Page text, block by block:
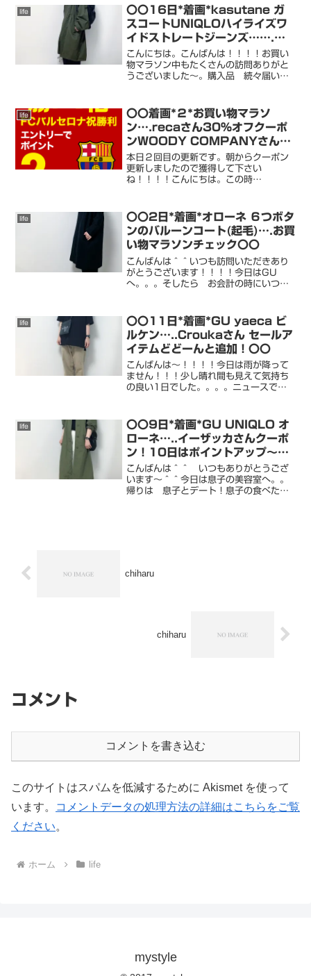
いです〜＾＾いつも本当にありがとうご
ざいます...
life
〇〇16日*着画*kasutane ガ
スコートUNIQLOハイライズワ
イドストレートジーンズ…….〇
〇
こんにちは。こんばんは！！！！お買い
物マラソン中もたくさんの訪問ありがと
うございました〜。購入品 続々届いて
います！roomにたくさん更新していま
す〜roomチェックお...
life
〇〇着画*２*お買い物マラソ
ン….recaさん30%オフクーポ
ンWOODY COMPANYさん半
額！〇〇
本日２回目の更新です。朝からクーポン
更新しましたので獲得して下さい
ね！！！！こんにちは。この時
く 整えないと＾＾：それにしてもチョ
コレートが美味しくって。。クーポンも
出て...
life
〇〇2日*着画*オローネ ６つボタ
ンのバルーンコート(起毛)….お買
い物マラソンチェック〇〇
こんばんは＾＾いつも訪問いただきあり
がとうございます！！！！今日はGU
へ。。。そしたら お会計の時にいつも
と思います 笑い期間限定価格になった
途端。。品薄に〜！！！！ ...
life
〇〇11日*着画*GU yaeca ビ
ルケン…..Croukaさん セールア
イテムどどーんと追加！〇〇
こんばんは〜！！！！今日は雨が降って
ません！！！少し晴れ間も見えて気持ち
の良い1日でした。。。。ニュースで見
せんように。。セールアイテムなどroom
追加しています！！！↓...
life
〇〇9日*着画*GU UNIQLO オ
ローネ…..イーザッカさんクーポ
ン！10日はポイントアップ〜〇
〇
こんばんは＾＾ いつもありがとうござ
います〜＾＾今日は息子の美容室へ。。
帰りは 息子とデート！息子の食べたか
chiharu
chiharu
コメント
コメントを書き込む
このサイトはスパムを低減するために Akismet を使って
います。
コメントデータの処理方法の詳細はこちらをご覧
ください。
ホーム life
mystyle